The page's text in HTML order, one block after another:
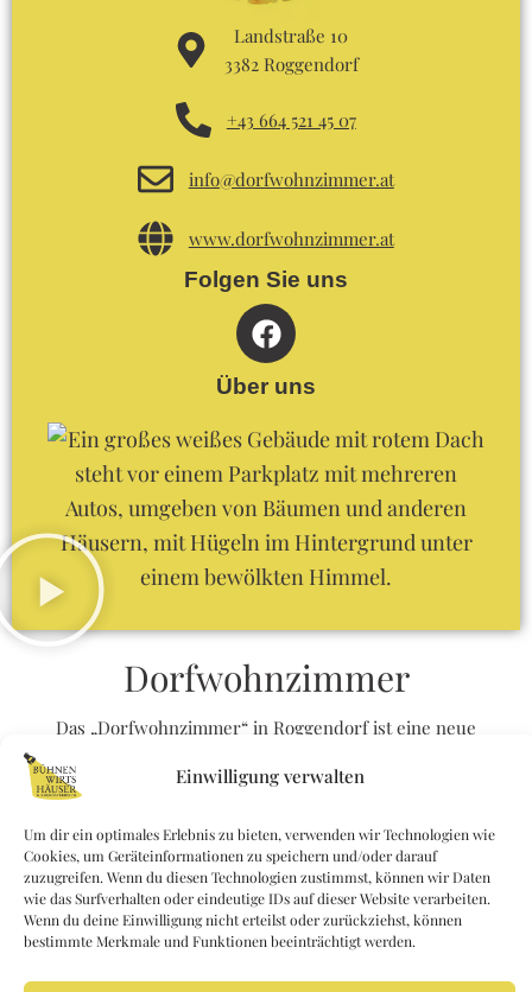
Einwilligung verwalten
Um dir ein optimales Erlebnis zu bieten, verwenden wir Technologien wie
Cookies, um Geräteinformationen zu speichern und/oder darauf
zuzugreifen. Wenn du diesen Technologien zustimmst, können wir Daten
wie das Surfverhalten oder eindeutige IDs auf dieser Website verarbeiten.
Wenn du deine Einwilligung nicht erteilst oder zurückziehst, können
bestimmte Merkmale und Funktionen beeinträchtigt werden.
Dorfwohnzimmer
Das „Dorfwohnzimmer“ in Roggendorf ist eine neue
Eventlocation, die von Anna und Rudi Zöchbauer ins Leben
gerufen wurde.
Ab Dezember 2023 wurde intensiv an der Renovierung und
Umgestaltung des Gebäudes gearbeitet, um es in eine
vielseitige und moderne Veranstaltungslocation zu
verwandeln.
Am März 2024 öffnete das Dorfwohnzimmer seine Türen,
Landstraße 10
3382 Roggendorf
+43 664 521 45 07
info@dorfwohnzimmer.at
www.dorfwohnzimmer.at
Folgen Sie uns
F
a
c
e
b
o
o
k
Über uns